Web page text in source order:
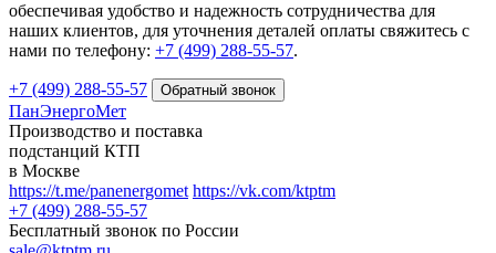
обеспечивая удобство и надежность сотрудничества для
наших клиентов, для уточнения деталей оплаты свяжитесь с
нами по телефону: +7 (499) 288-55-57.
+7 (499) 288-55-57
ПанЭнергоМет
Производство и поставка
подстанций КТП
в Москве
https://t.me/panenergomet https://vk.com/ktptm
+7 (499) 288-55-57
Бесплатный звонок по России